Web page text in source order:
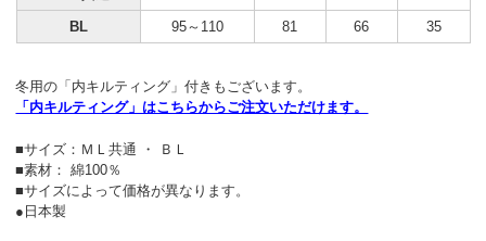
BL
95～110 81 66 35
冬用の「内キルティング」付きもございます。
「内キルティング」はこちらからご注文いただけます。
■サイズ：ＭＬ共通 ・ ＢＬ
■素材： 綿100％
■サイズによって価格が異なります。
●日本製